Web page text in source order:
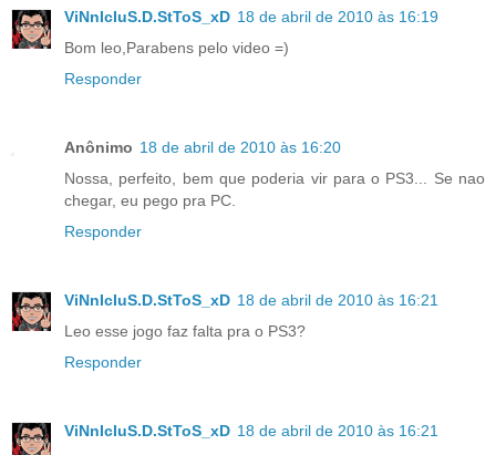
ViNnIcIuS.D.StToS_xD 18 de abril de 2010 às 16:19
Bom leo,Parabens pelo video =)
Responder
Anônimo 18 de abril de 2010 às 16:20
Nossa, perfeito, bem que poderia vir para o PS3... Se nao
chegar, eu pego pra PC.
Responder
ViNnIcIuS.D.StToS_xD 18 de abril de 2010 às 16:21
Leo esse jogo faz falta pra o PS3?
Responder
ViNnIcIuS.D.StToS_xD 18 de abril de 2010 às 16:21